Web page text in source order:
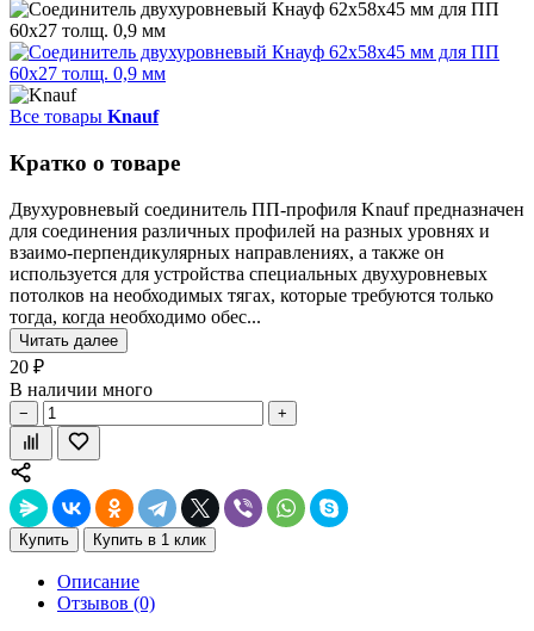
Все товары Knauf
Кратко о товаре
Двухуровневый соединитель ПП-профиля Knauf предназначен
для соединения различных профилей на разных уровнях и
взаимо-перпендикулярных направлениях, а также он
используется для устройства специальных двухуровневых
потолков на необходимых тягах, которые требуются только
тогда, когда необходимо обес...
Читать далее
20 ₽
В наличии много
− +
Купить Купить в 1 клик
Описание
Отзывов (0)